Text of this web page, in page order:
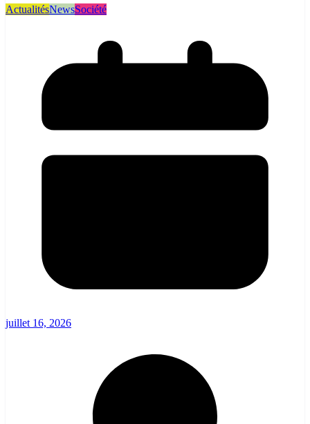
ActualitésNewsSociété
juillet 16, 2026